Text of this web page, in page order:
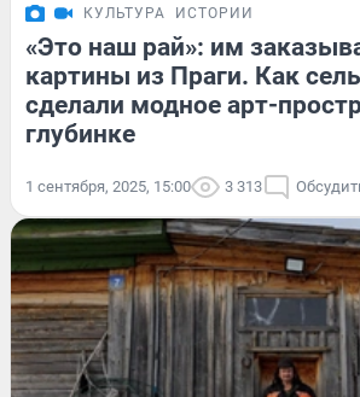
КУЛЬТУРА ИСТОРИИ
«Это наш рай»: им
картины из Праги. Как
сделали модное арт-
глубинке
1 сентября, 2025, 15:00 3 313